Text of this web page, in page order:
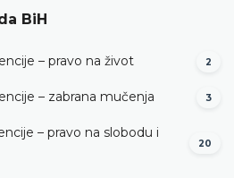
BiH
– pravo na život 2
– zabrana mučenja 3
– pravo na slobodu i
20